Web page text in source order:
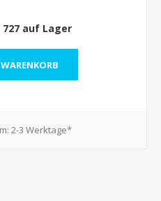
727 auf Lager
2-3 Werktage*